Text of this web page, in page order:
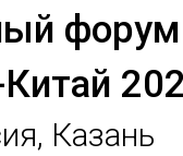
форум
Казань